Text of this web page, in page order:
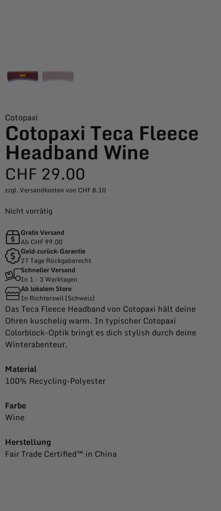
Cotopaxi
Cotopaxi Teca Fleece
Headband Wine
CHF 29.00
zzgl. Versandkosten von CHF 8.10
Nicht vorrätig
Gratis Versand
Ab CHF 99.00
Geld-zurück-Garantie
27 Tage Rückgaberecht
Schneller Versand
In 1 - 3 Werktagen
Ab lokalem Store
In Richterswil (Schweiz)
Das Teca Fleece Headband von Cotopaxi hält deine
Ohren kuschelig warm. In typischer Cotopaxi
Colorblock-Optik bringt es dich stylish durch deine
Winterabenteur.
Material
100% Recycling-Polyester
Farbe
Wine
Herstellung
Fair Trade Certified™ in China